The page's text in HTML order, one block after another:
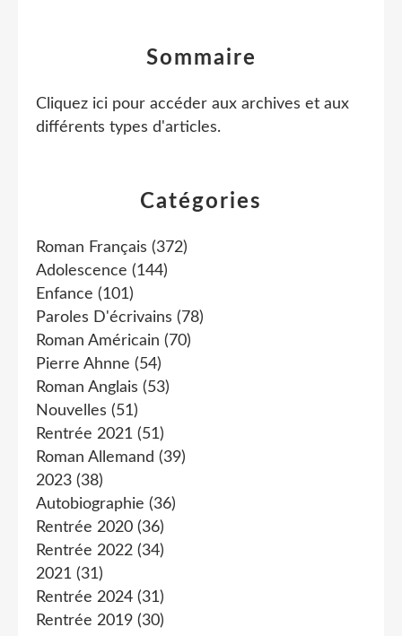
Catégories
Roman Français (372)
Adolescence (144)
Enfance (101)
Paroles D'écrivains (78)
Roman Américain (70)
Pierre Ahnne (54)
Roman Anglais (53)
Nouvelles (51)
Rentrée 2021 (51)
Roman Allemand (39)
2023 (38)
Autobiographie (36)
Rentrée 2020 (36)
Rentrée 2022 (34)
2021 (31)
Rentrée 2024 (31)
Rentrée 2019 (30)
Sommaire
Cliquez ici pour accéder aux archives et aux
différents types d'articles.